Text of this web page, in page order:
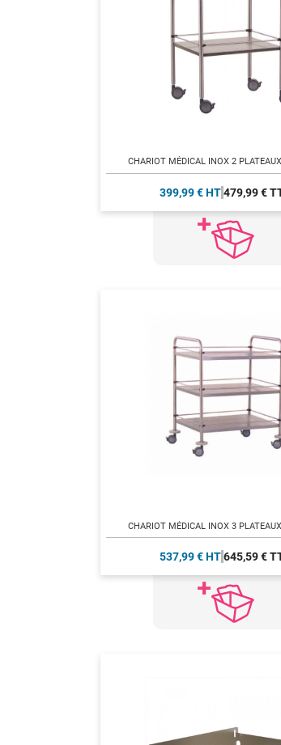
CHARIOT MÉDICAL INOX 2
399,99 € HT479,99 €
CHARIOT MÉDICAL INOX 3
537,99 € HT645,59 €